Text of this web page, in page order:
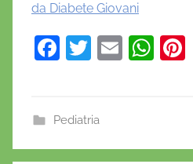
da Diabete Giovani
F
e
b
T
er
E
W
A
Pediatria